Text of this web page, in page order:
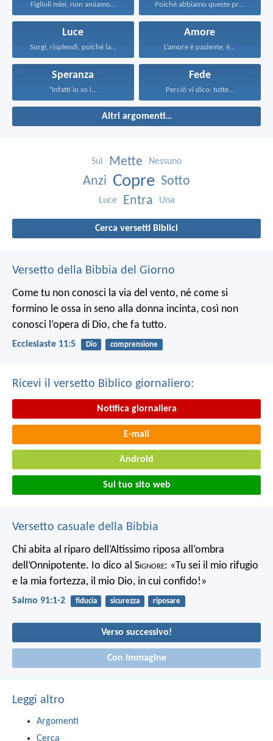
Figlioli miei, non amiamo... Poiché abbiamo queste promesse...
Luce
Sorgi, risplendi, poiché la...
Amore
L’amore è paziente, è...
Speranza
“Infatti io so i...
Fede
Perciò vi dico: tutte...
Altri argomenti…
Sul Mette Nessuno
Anzi Copre Sotto
Luce Entra Una
Cerca versetti Biblici
Versetto della Bibbia del Giorno
Come tu non conosci la via del vento, né come si
formino le ossa in seno alla donna incinta, così non
conosci l’opera di Dio, che fa tutto.
Ecclesiaste 11:5 Dio comprensione
Ricevi il versetto Biblico giornaliero:
Notifica giornaliera
E-mail
Android
Sul tuo sito web
Versetto casuale della Bibbia
Chi abita al riparo dell’Altissimo riposa all’ombra
dell’Onnipotente. Io dico al Signore: «Tu sei il mio rifugio
e la mia fortezza, il mio Dio, in cui confido!»
Salmo 91:1-2 fiducia sicurezza riposare
Verso successivo!
Con immagine
Leggi altro
Argomenti
Cerca